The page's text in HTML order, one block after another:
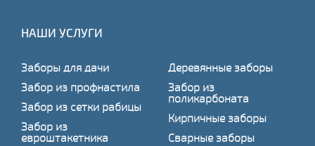
НАШИ УСЛУГИ
Заборы для дачи
Забор из профнастила
Забор из сетки рабицы
Забор из
евроштакетника
Деревянные заборы
Забор из
поликарбоната
Кирпичные заборы
Сварные заборы